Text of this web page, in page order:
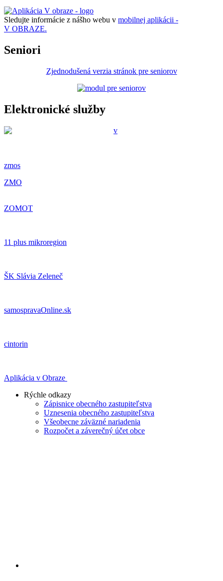
Sledujte informácie z nášho webu v mobilnej aplikácii -
V OBRAZE.
Seniori
Zjednodušená verzia stránok pre seniorov
Elektronické služby
zmos
ZMO
ZOMOT
11 plus mikroregion
ŠK Slávia Zeleneč
samospravaOnline.sk
cintorin
Aplikácia v Obraze
Rýchle odkazy
Zápisnice obecného zastupiteľstva
Uznesenia obecného zastupiteľstva
Všeobecne záväzné nariadenia
Rozpočet a záverečný účet obce